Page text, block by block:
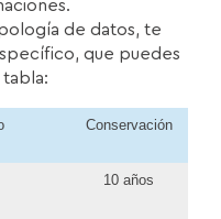
de datos, te
que puedes
Conservación
10 años